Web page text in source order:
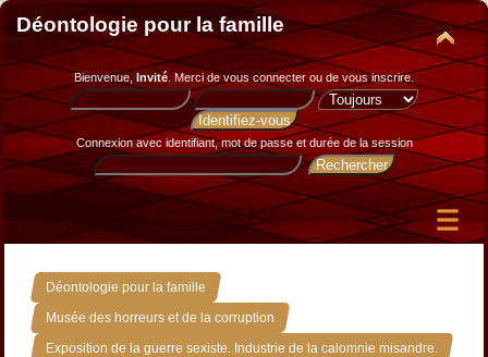
Déontologie pour la famille
Bienvenue, Invité. Merci devous connecter ou de vous inscrire.
Connexion avec identifiant, mot de passe et durée de la session
Déontologie pour la famille »
Musée des horreurs et de la corruption »
Exposition de la guerre sexiste. Industrie de la calomnie misandre.